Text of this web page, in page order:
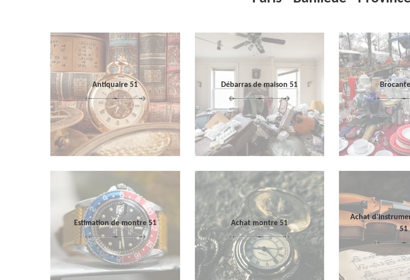
Antiquaire 51 Débarras de maison 51
Estimation de montre 51 Achat montre 51
Achat
51